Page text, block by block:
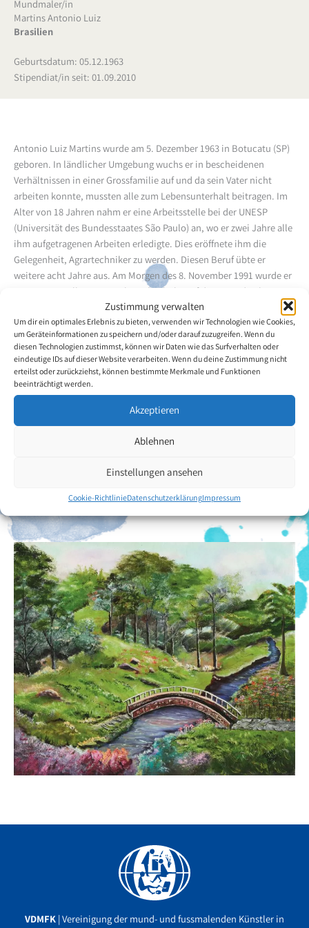
Zustimmung verwalten
Um dir ein optimales Erlebnis zu bieten, verwenden wir Technologien wie Cookies,
um Geräteinformationen zu speichern und/oder darauf zuzugreifen. Wenn du
diesen Technologien zustimmst, können wir Daten wie das Surfverhalten oder
eindeutige IDs auf dieser Website verarbeiten. Wenn du deine Zustimmung nicht
erteilst oder zurückziehst, können bestimmte Merkmale und Funktionen
beeinträchtigt werden.
Akzeptieren
Ablehnen
Einstellungen ansehen
Cookie-RichtlinieDatenschutzerklärungImpressum
Mundmaler/in
Martins Antonio Luiz
Brasilien
Geburtsdatum: 05.12.1963
Stipendiat/in seit: 01.09.2010
Antonio Luiz Martins wurde am 5. Dezember 1963 in Botucatu (SP)
geboren. In ländlicher Umgebung wuchs er in bescheidenen
Verhältnissen in einer Grossfamilie auf und da sein Vater nicht
arbeiten konnte, mussten alle zum Lebensunterhalt beitragen. Im
Alter von 18 Jahren nahm er eine Arbeitsstelle bei der UNESP
(Universität des Bundesstaates São Paulo) an, wo er zwei Jahre alle
ihm aufgetragenen Arbeiten erledigte. Dies eröffnete ihm die
Gelegenheit, Agrartechniker zu werden. Diesen Beruf übte er
weitere acht Jahre aus. Am Morgen des 8. November 1991 wurde er
von seinen Kollegen zur Arbeit abgeholt. Auf dem Weg dorthin
verlor der Fahrer die Kontrolle über das Fahrzeug. Das Auto
überschlug sich mehrmals und traf schliesslich einen
Laternenmasten. Die Folge war eine Tetraplegie der C5 und C6
Wirbel, wodurch Antonio Luiz Martins vollständig gelähmt blieb.
Im Jahre 1997, während einer Therapiesitzung, entdeckte er den
Künstler in sich und begann mit dem Pinsel im Mund zu malen.
Trotz anfänglicher Schwierigkeiten und seiner Unsicherheit gab er
seine neu entdeckte Leidenschaft nicht auf und konnte schnell auf
Vorliebe Landschaften und Blumen, die er bei zahlreichen
Ausstellung in seiner Gegend präsentieren konnte.
Zurück zur Künstlerübersicht
VDMFK | Vereinigung der mund- und fussmalenden Künstler in
Facebook
YouTube
Instagram